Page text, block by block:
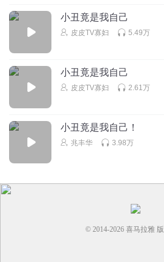
2023-01-27
小刘621
小丑竟是我自己
皮皮TV寡妇 5.49万
小丑竟是我自己
皮皮TV寡妇 2.61万
小丑竟是我自己！
兆丰华 3.98万
© 2014-2026 喜马拉雅